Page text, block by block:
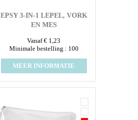
EPSY 3-IN-1 LEPEL, VORK
EN MES
Vanaf € 1,23
Minimale bestelling : 100
MEER INFORMATIE